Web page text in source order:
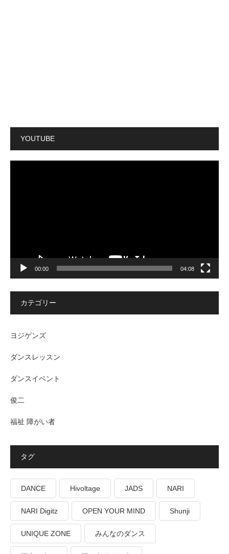
YOUTUBE
00:00 04:08
カテゴリー
ヨジゲンズ
ダンスレッスン
ダンスイベント
俊二
福祉 障がい者
タグ
DANCE Hivoltage JADS NARI
NARI Digitz OPEN YOUR MIND Shunji
UNIQUE ZONE みんなのダンス